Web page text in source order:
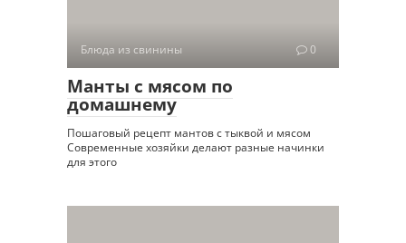
Блюда из свинины 0
Манты с мясом по
домашнему
Пошаговый рецепт мантов с тыквой и мясом
Современные хозяйки делают разные начинки
для этого